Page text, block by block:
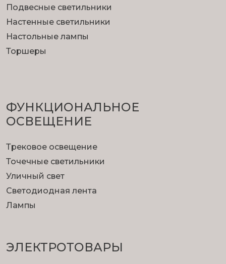
Подвесные светильники
Настенные светильники
Настольные лампы
Торшеры
ФУНКЦИОНА­ЛЬНОЕ
ОСВЕЩЕНИЕ
Трековое освещение
Точечные светильники
Уличный свет
Светодиодная лента
Лампы
ЭЛЕКТРОТОВАРЫ